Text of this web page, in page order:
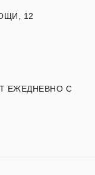
12
ЕЖЕДНЕВНО С